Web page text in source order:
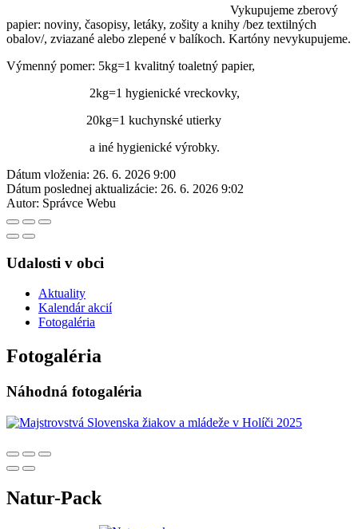
Vykupujeme zberový
papier: noviny, časopisy, letáky, zošity a knihy /bez textilných
obalov/, zviazané alebo zlepené v balíkoch. Kartóny nevykupujeme.
Výmenný pomer: 5kg=1 kvalitný toaletný papier,
2kg=1 hygienické vreckovky,
20kg=1 kuchynské utierky
a iné hygienické výrobky.
Dátum vloženia: 26. 6. 2026 9:00
Dátum poslednej aktualizácie: 26. 6. 2026 9:02
Autor: Správce Webu
Udalosti v obci
Aktuality
Kalendár akcií
Fotogaléria
Fotogaléria
Náhodná fotogaléria
Natur-Pack